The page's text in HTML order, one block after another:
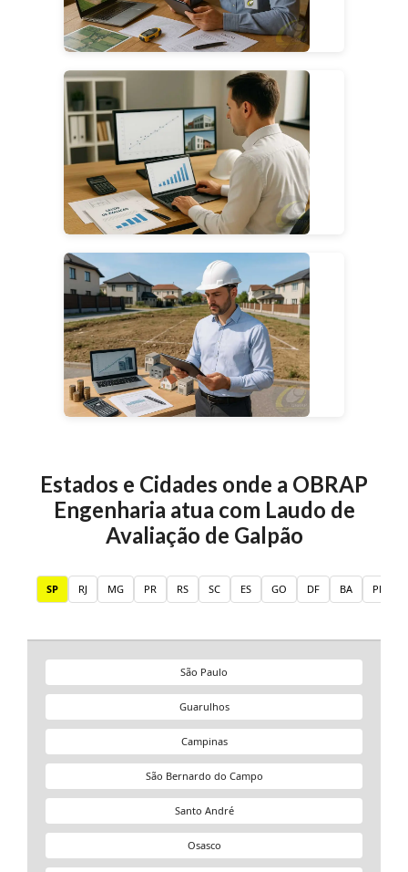
Estados e Cidades onde a OBRAP
Engenharia atua com Laudo de
Avaliação de Galpão
SP RJ MG PR RS SC ES GO DF BA PE
São Paulo
Guarulhos
Campinas
São Bernardo do Campo
Santo André
Osasco